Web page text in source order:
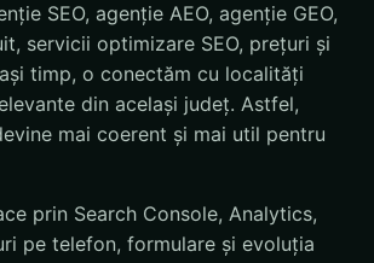
SEO, agenție AEO, agenție GEO,
servicii optimizare SEO, prețuri și
timp, o conectăm cu localități
din același județ. Astfel,
mai coerent și mai util pentru
prin Search Console, Analytics,
pe telefon, formulare și evoluția